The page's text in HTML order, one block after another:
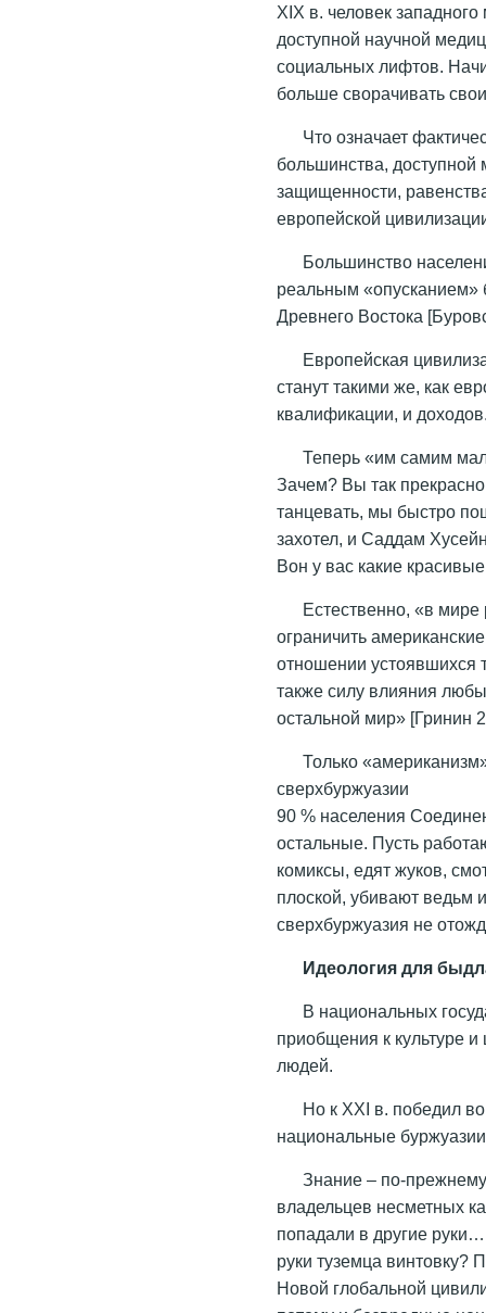
XIX в. человек
доступной научной
социальных лифтов.
больше сворачивать
Что означает
большинства,
защищенности,
европейской
Большинство
реальным «опусканием»
Древнего Востока
Европейская
станут такими же, как
квалификации, и
Теперь «им самим
Зачем? Вы так прекрасно
танцевать, мы быстро
захотел, и Саддам
Вон у вас какие
Естественно, «в мире
ограничить
отношении устоявшихся
также силу влияния
остальной мир» [Гринин
Только
сверхбуржуазии
90 % населения
остальные. Пусть
комиксы, едят жуков,
плоской, убивают ведьм
сверхбуржуазия не
Идеология для
В национальных
приобщения к культуре
людей.
Но к XXI в. победил
национальные
Знание – по-
владельцев несметных
попадали в другие
руки туземца винтовку?
Новой глобальной